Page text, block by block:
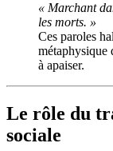
« Marchant
les morts. »
Ces paroles
métaphysique
à apaiser.
Le rôle du
sociale